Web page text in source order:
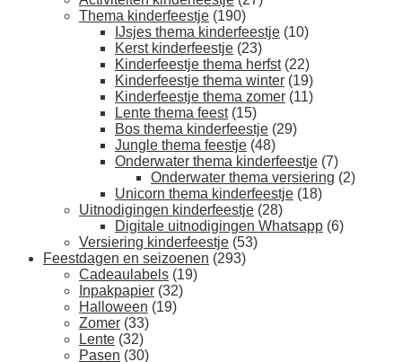
Thema kinderfeestje (190)
IJsjes thema kinderfeestje (10)
Kerst kinderfeestje (23)
Kinderfeestje thema herfst (22)
Kinderfeestje thema winter (19)
Kinderfeestje thema zomer (11)
Lente thema feest (15)
Bos thema kinderfeestje (29)
Jungle thema feestje (48)
Onderwater thema kinderfeestje (7)
Onderwater thema versiering (2)
Unicorn thema kinderfeestje (18)
Uitnodigingen kinderfeestje (28)
Digitale uitnodigingen Whatsapp (6)
Versiering kinderfeestje (53)
Feestdagen en seizoenen (293)
Cadeaulabels (19)
Inpakpapier (32)
Halloween (19)
Zomer (33)
Lente (32)
Pasen (30)